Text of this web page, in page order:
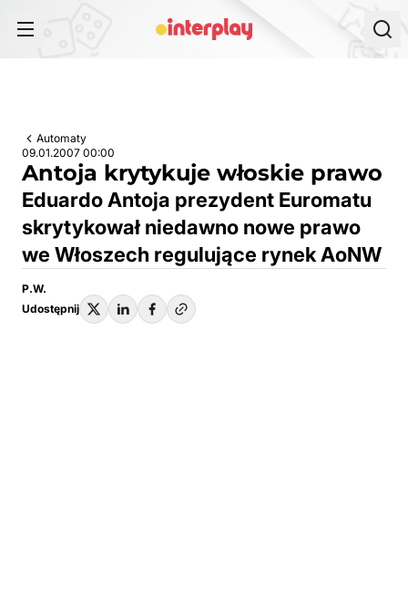
Automaty
09.01.2007 00:00
Antoja krytykuje włoskie prawo
Eduardo Antoja prezydent Euromatu
skrytykował niedawno nowe prawo
we Włoszech regulujące rynek AoNW
P.W.
Udostępnij